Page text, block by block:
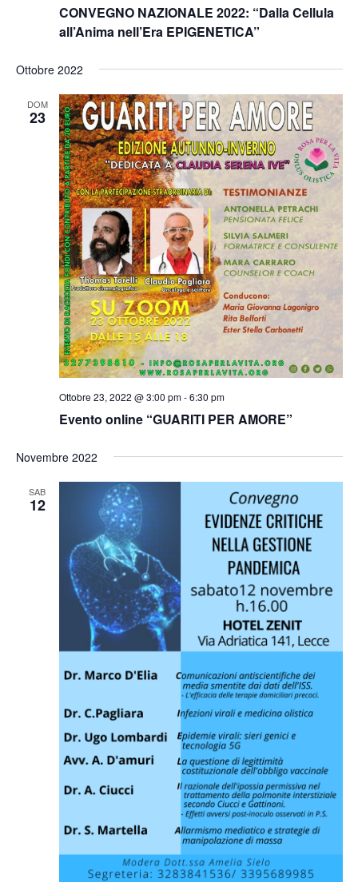
CONVEGNO NAZIONALE 2022: “Dalla Cellula
all’Anima nell’Era EPIGENETICA”
Ottobre 2022
DOM
23
Ottobre 23, 2022 @ 3:00 pm-6:30 pm
Evento online “GUARITI PER AMORE”
Novembre 2022
SAB
12